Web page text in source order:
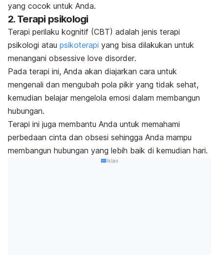
yang cocok untuk Anda.
2. Terapi psikologi
Terapi perilaku kognitif (CBT) adalah jenis terapi
psikologi atau psikoterapi yang bisa dilakukan untuk
menangani obsessive love disorder.
Pada terapi ini, Anda akan diajarkan cara untuk
mengenali dan mengubah pola pikir yang tidak sehat,
kemudian belajar mengelola emosi dalam membangun
hubungan.
Terapi ini juga membantu Anda untuk memahami
perbedaan cinta dan obsesi sehingga Anda mampu
membangun hubungan yang lebih baik di kemudian hari.
Iklan